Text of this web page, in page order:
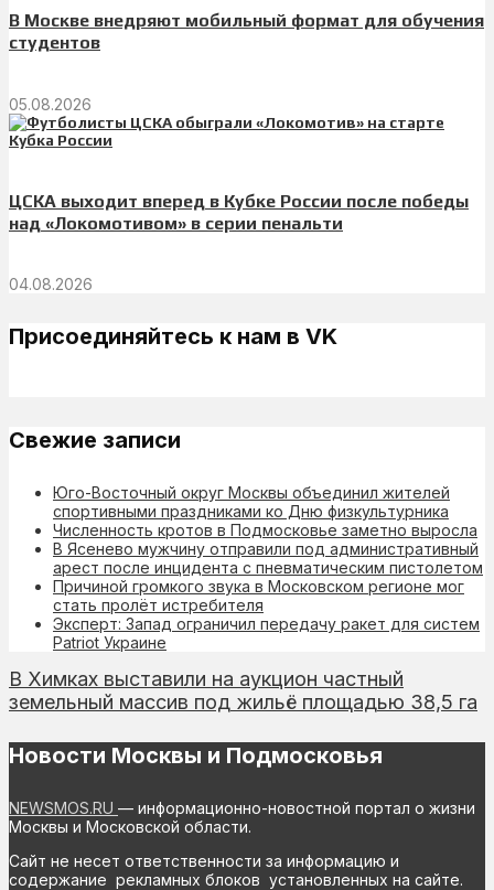
В Москве внедряют мобильный формат для обучения
студентов
05.08.2026
ЦСКА выходит вперед в Кубке России после победы
над «Локомотивом» в серии пенальти
04.08.2026
Присоединяйтесь к нам в VK
Свежие записи
Юго-Восточный округ Москвы объединил жителей
спортивными праздниками ко Дню физкультурника
Численность кротов в Подмосковье заметно выросла
В Ясенево мужчину отправили под административный
арест после инцидента с пневматическим пистолетом
Причиной громкого звука в Московском регионе мог
стать пролёт истребителя
Эксперт: Запад ограничил передачу ракет для систем
Patriot Украине
В Химках выставили на аукцион частный
земельный массив под жильё площадью 38,5 га
Новости Москвы и Подмосковья
NEWSMOS.RU — информационно-новостной портал о жизни
Москвы и Московской области.
Сайт не несет ответственности за информацию и
содержание рекламных блоков установленных на сайте.